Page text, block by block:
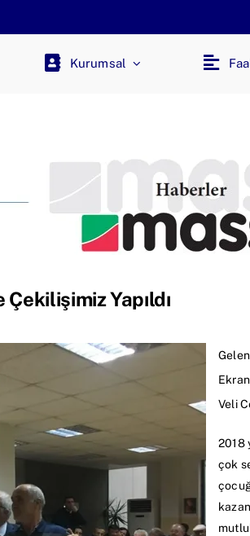
Kurumsal
Yapıldı
Veli
2018
çok